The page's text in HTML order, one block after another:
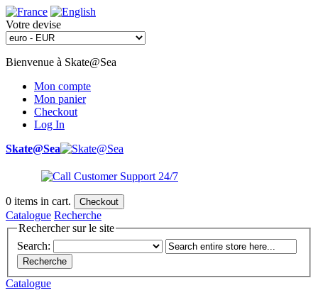
Votre devise
Bienvenue à Skate@Sea
Mon compte
Mon panier
Checkout
Log In
Skate@Sea
0 items in cart. Checkout
Catalogue Recherche
Rechercher sur le site
Search:
Recherche
Catalogue